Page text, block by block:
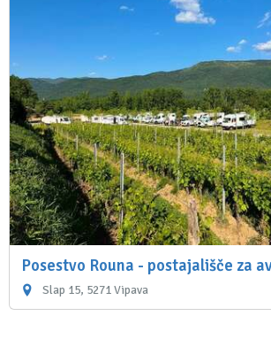
Posestvo Rouna - postajališče za
Slap 15, 5271 Vipava